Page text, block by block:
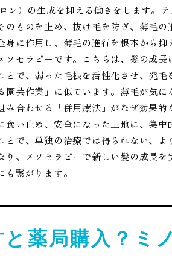
ン）の生成を抑える働きをします。
のものを止め、抜け毛を防ぎ、薄毛
に作用し、薄毛の進行を根本から抑
ソセラピーです。こちらは、髪の成
で、弱った毛根を活性化させ、発毛
園芸作業」に似ています。薄毛が気
み合わせる「併用療法」がなぜ効果
食い止め、安全になった土地に、集
とで、単独の治療では得られない、
り、メソセラピーで新しい髪の成長
繋がります。
薬局購入？ミ